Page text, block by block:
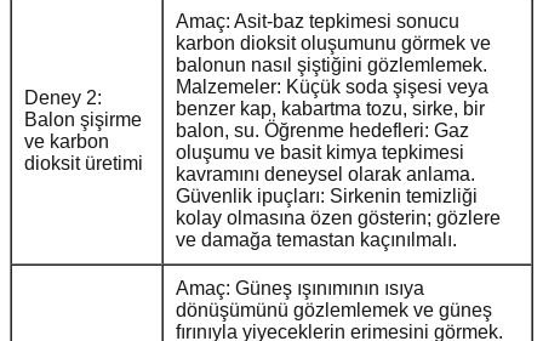
Deney 2:
Balon şişirme
ve karbon
dioksit üretimi
Amaç: Asit-baz tepkimesi sonucu
karbon dioksit oluşumunu görmek ve
balonun nasıl şiştiğini gözlemlemek.
Malzemeler: Küçük soda şişesi veya
benzer kap, kabartma tozu, sirke, bir
balon, su. Öğrenme hedefleri: Gaz
oluşumu ve basit kimya tepkimesi
kavramını deneysel olarak anlama.
Güvenlik ipuçları: Sirkenin temizliği
kolay olmasına özen gösterin; gözlere
ve damağa temastan kaçınılmalı.
Amaç: Güneş ışınımının ısıya
dönüşümünü gözlemlemek ve güneş
fırınıyla yiyeceklerin erimesini görmek.